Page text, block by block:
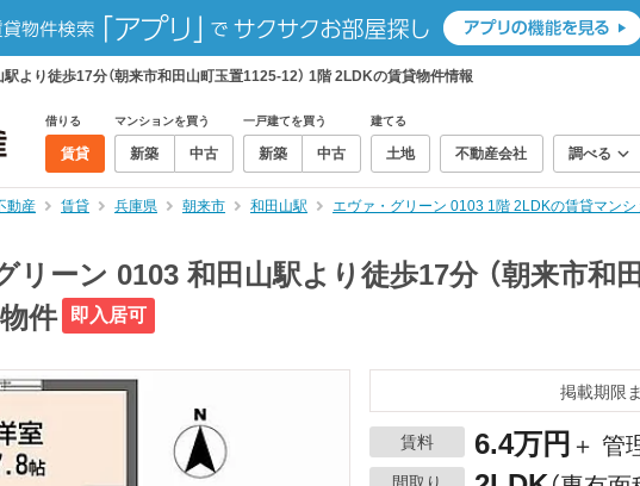
より徒歩17分（朝来市和田山町玉置1125-12） 1階 2LDKの賃貸物件情報
借りる
賃貸
マンションを買う
新築 中古
一戸建てを買う
新築 中古
建てる
土地 不動産会社 調べる
動産 賃貸 兵庫県 朝来市 和田山駅 エヴァ・グリーン 0103 1階 2LDKの賃貸マンシ
リーン 0103 和田山駅より徒歩17分 （朝来市和
件
即入居可
掲載期限
賃料 6.4万円 ＋ 管
間取り